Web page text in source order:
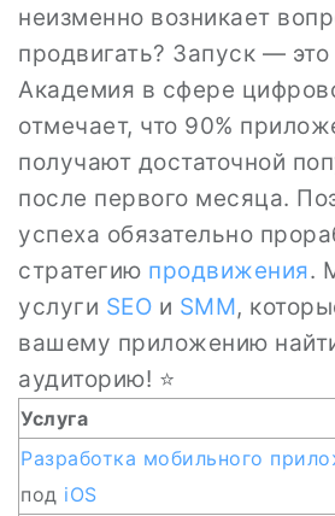
неизменно возникает
продвигать? Запуск —
Академия в сфере
отмечает, что 90%
получают достаточной
после первого месяца.
успеха обязательно
стратегию продвижения.
услуги SEO и SMM,
вашему приложению
аудиторию! ⭐
Услуга
Разработка мобильного
под iOS